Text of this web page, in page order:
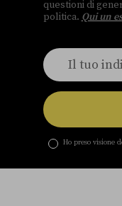
questioni di
politica. Qui un
Ho preso visione